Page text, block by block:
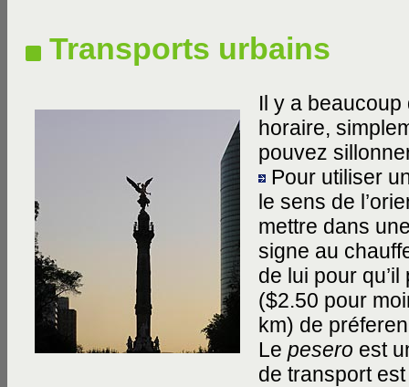
Transports urbains
Il y a
horaire,
pouvez
Pour utiliser
le sens de
mettre dans
signe au
de lui pour
($2.50 pour
km) de
Le pesero est
de transport